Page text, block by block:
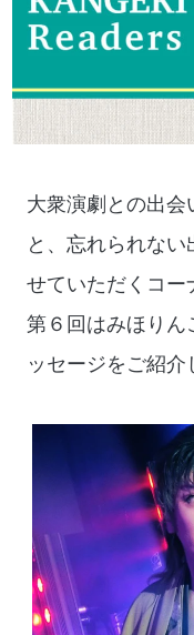
大衆演劇との出会
と、忘れられな
せていただくコー
第６回はみほりん
ッセージをご紹介